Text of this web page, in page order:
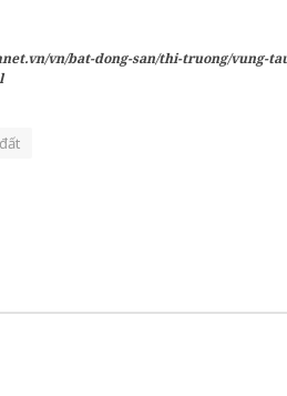
vn/bat-dong-san/thi-truong/vung-